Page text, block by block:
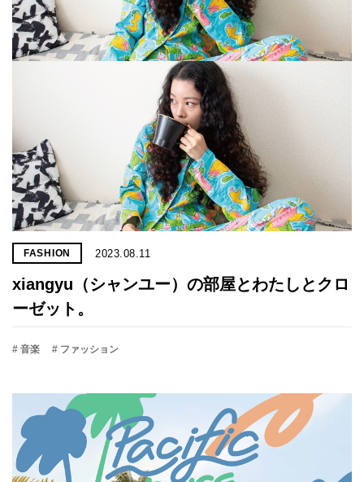
FASHION 2023.08.11
xiangyu（シャンユー）の部屋とわたしとクロ
ーゼット。
# 音楽 # ファッション